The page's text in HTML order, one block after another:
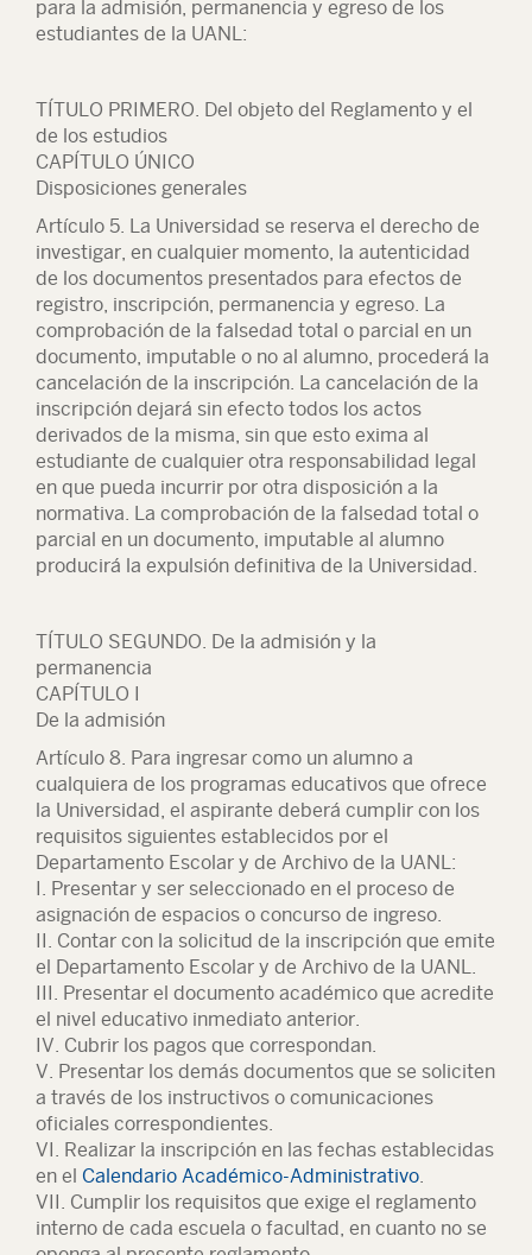
para la admisión, permanencia y egreso de los
estudiantes de la UANL:
TÍTULO PRIMERO. Del objeto del Reglamento y el
de los estudios
CAPÍTULO ÚNICO
Disposiciones generales
Artículo 5. La Universidad se reserva el derecho de
investigar, en cualquier momento, la autenticidad
de los documentos presentados para efectos de
registro, inscripción, permanencia y egreso. La
comprobación de la falsedad total o parcial en un
documento, imputable o no al alumno, procederá la
cancelación de la inscripción. La cancelación de la
inscripción dejará sin efecto todos los actos
derivados de la misma, sin que esto exima al
estudiante de cualquier otra responsabilidad legal
en que pueda incurrir por otra disposición a la
normativa. La comprobación de la falsedad total o
parcial en un documento, imputable al alumno
producirá la expulsión definitiva de la Universidad.
TÍTULO SEGUNDO. De la admisión y la
permanencia
CAPÍTULO I
De la admisión
Artículo 8. Para ingresar como un alumno a
cualquiera de los programas educativos que ofrece
la Universidad, el aspirante deberá cumplir con los
requisitos siguientes establecidos por el
Departamento Escolar y de Archivo de la UANL:
I. Presentar y ser seleccionado en el proceso de
asignación de espacios o concurso de ingreso.
II. Contar con la solicitud de la inscripción que emite
el Departamento Escolar y de Archivo de la UANL.
III. Presentar el documento académico que acredite
el nivel educativo inmediato anterior.
IV. Cubrir los pagos que correspondan.
V. Presentar los demás documentos que se soliciten
a través de los instructivos o comunicaciones
oficiales correspondientes.
VI. Realizar la inscripción en las fechas establecidas
en el Calendario Académico-Administrativo.
VII. Cumplir los requisitos que exige el reglamento
interno de cada escuela o facultad, en cuanto no se